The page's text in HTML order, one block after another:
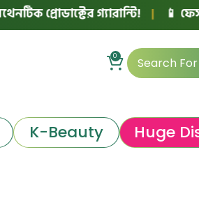
প্রোডাক্টের গ্যারান্টি! | 📱
0
K-Beauty Huge